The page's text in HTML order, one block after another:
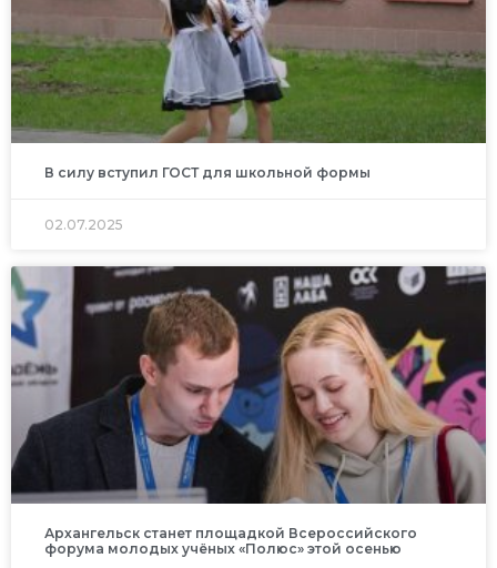
В силу вступил ГОСТ для школьной формы
02.07.2025
Архангельск станет площадкой Всероссийского
форума молодых учёных «Полюс» этой осенью